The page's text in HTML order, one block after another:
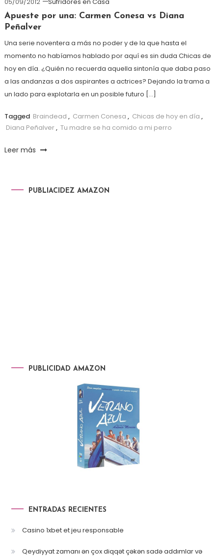
Apueste por una: Carmen Conesa vs Diana
Peñalver
Una serie noventera a más no poder y de la que hasta el
momento no habíamos hablado por aquí es sin duda Chicas de
hoy en día. ¿Quién no recuerda aquella sintonía que daba paso
a las andanzas a dos aspirantes a actrices? Dejando la trama a
un lado para explotarla en un posible futuro […]
Tagged Braindead , Carmen Conesa , Chicas de hoy en día ,
Diana Peñalver, Tu madre se ha comido a mi perro
Leer más
PUBLIACIDEZ AMAZON
PUBLICIDAD AMAZON
ENTRADAS RECIENTES
Casino 1xbet et jeu responsable
Qeydiyyat zamanı ən çox diqqət çəkən sadə addımlar və